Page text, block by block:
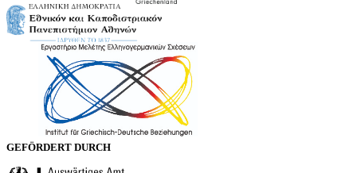
GEFÖRDERT DURCH